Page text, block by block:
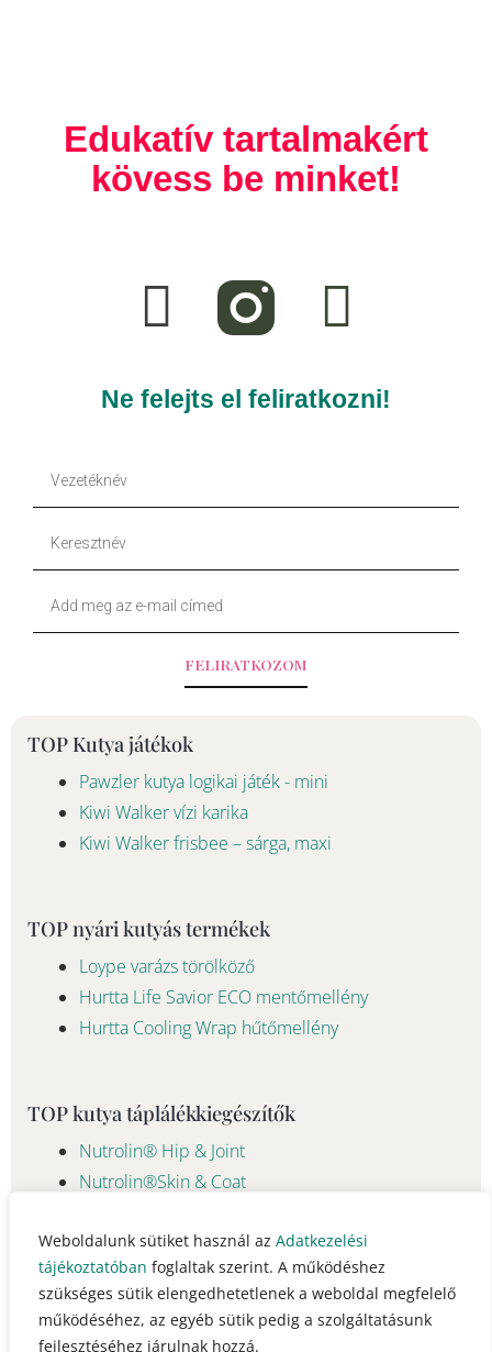
Weboldalunk sütiket használ az Adatkezelési
tájékoztatóban foglaltak szerint. A működéshez
szükséges sütik elengedhetetlenek a weboldal megfelelő
működéséhez, az egyéb sütik pedig a szolgáltatásunk
fejlesztéséhez járulnak hozzá.
Edukatív tartalmakért
kövess be minket!
a
c
e
o
o
k
f
i
k
t
k
Ne felejts el feliratkozni!
Vezetéknév
Keresztnév
Your
Email
FELIRATKOZOM
TOP Kutya játékok
Pawzler kutya logikai játék - mini
Kiwi Walker vízi karika
Kiwi Walker frisbee – sárga, maxi
TOP nyári kutyás termékek
Loype varázs törölköző
Hurtta Life Savior ECO mentőmellény
Hurtta Cooling Wrap hűtőmellény
TOP kutya táplálékkiegészítők
Nutrolin® Hip & Joint
Nutrolin®Skin & Coat
© 2023 - 2026 Pawsome Life Hungary info@pawsomelife.hu